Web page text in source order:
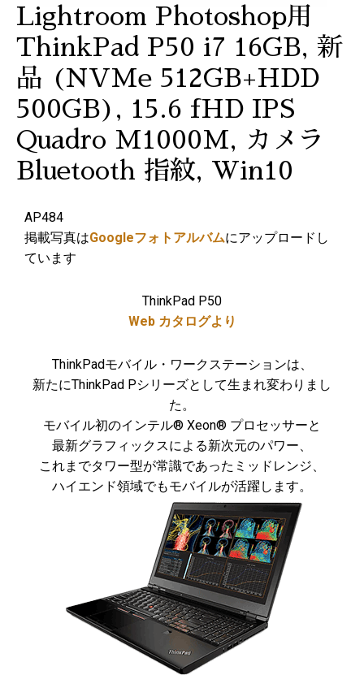
Lightroom Photoshop用
ThinkPad P50 i7 16GB, 新
品 (NVMe 512GB+HDD
500GB), 15.6 fHD IPS
Quadro M1000M, カメラ
Bluetooth 指紋, Win10
AP484
掲載写真はGoogleフォトアルバムにアップロードし
ています
ThinkPad P50
Web カタログより
ThinkPadモバイル・ワークステーションは、
新たにThinkPad Pシリーズとして生まれ変わりまし
た。
モバイル初のインテル® Xeon® プロセッサーと
最新グラフィックスによる新次元のパワー、
これまでタワー型が常識であったミッドレンジ、
ハイエンド領域でもモバイルが活躍します。